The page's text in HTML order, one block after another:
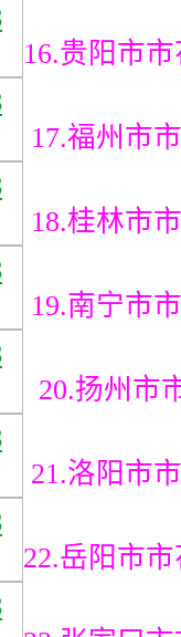
16.贵阳市
17.福州市
18.桂林市
19.南宁市
20.扬州市
21.洛阳市
22.岳阳市